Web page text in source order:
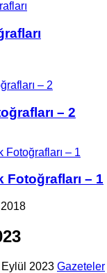
– 2
Fotoğrafları – 1
2023 Gazeteler